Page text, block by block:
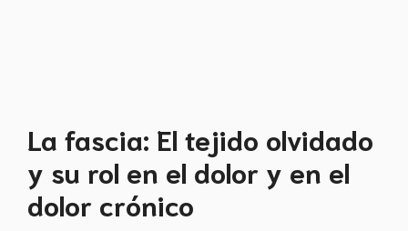
La fascia: El tejido olvidado
y su rol en el dolor y en el
dolor crónico